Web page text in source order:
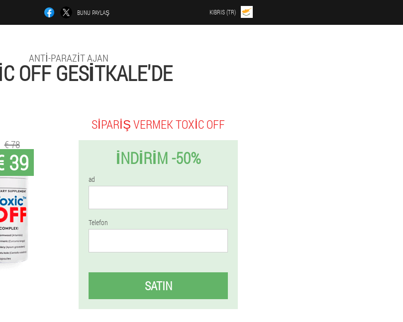
BUNU PAYLAŞ KIBRIS (TR)
ANTI-PARAZIT AJAN
OFF GESITKALE'DE
39
€ 78
SIPARIŞ VERMEK TOXIC OFF
İNDIRIM -50%
ad
Telefon
SATIN